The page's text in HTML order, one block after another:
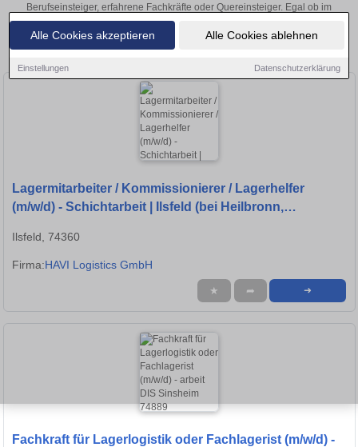
Alle Cookies akzeptieren Alle Cookies ablehnen
Einstellungen Datenschutzerklärung
Berufseinsteiger, erfahrene Fachkräfte oder Quereinsteiger. Egal ob im
Büro, vor Ort oder remote: Entdecken Sie jetzt neue Chancen in Ihrer
Region und bewerben Sie sich direkt auf passende Fachlagerist-Stellen
in Heilbronn!
Lagermitarbeiter / Kommissionierer / Lagerhelfer
(m/w/d) - Schichtarbeit | Ilsfeld (bei Heilbronn,
Ilsfeld, 74360
Firma:HAVI Logistics GmbH
★ ➦ ➜
Fachkraft für Lagerlogistik oder Fachlagerist (m/w/d) -